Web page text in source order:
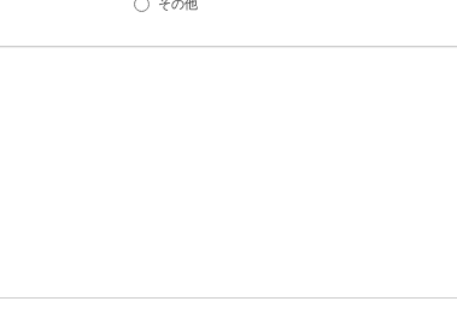
その他